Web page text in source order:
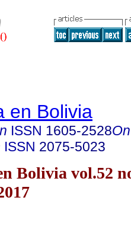
en Bolivia
ISSN 1605-2528
ISSN 2075-5023
Bolivia vol.52